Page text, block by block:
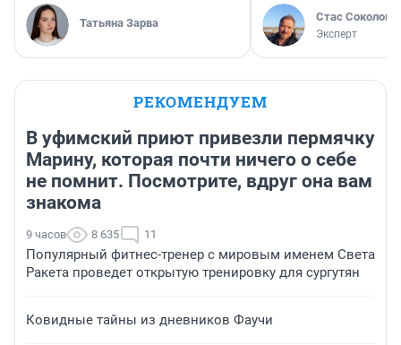
Татьяна Зарва Стас Соколов
Эксперт
РЕКОМЕНДУЕМ
В уфимский приют привезли пермячку
Марину, которая почти ничего о себе
не помнит. Посмотрите, вдруг она вам
знакома
9 часов 8 635 11
Популярный фитнес-тренер с мировым именем Света
Ракета проведет открытую тренировку для сургутян
Ковидные тайны из дневников Фаучи